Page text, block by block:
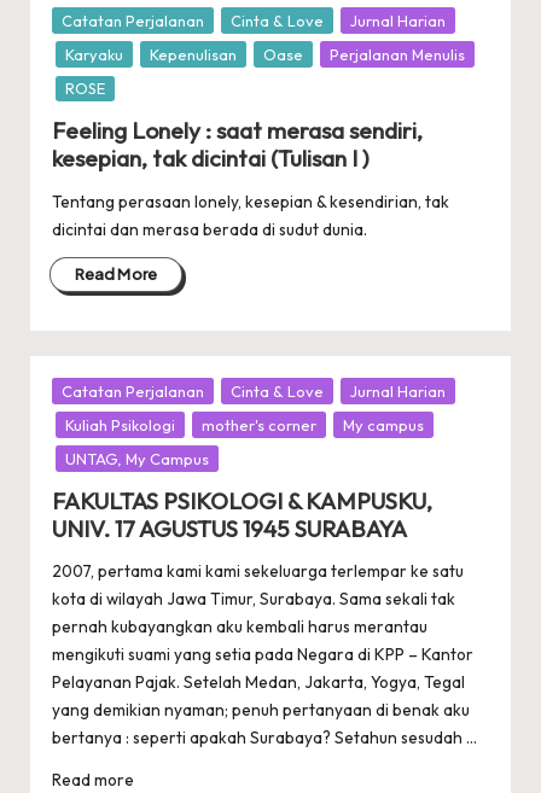
Posted
in
Catatan Perjalanan Cinta & Love
Jurnal Harian
Karyaku
Kepenulisan Oase
Perjalanan Menulis
ROSE
Feeling Lonely : saat merasa sendiri,
kesepian, tak dicintai (Tulisan I )
Tentang perasaan lonely, kesepian & kesendirian, tak
dicintai dan merasa berada di sudut dunia.
Read More
Posted
in
Catatan Perjalanan Cinta & Love
Jurnal Harian
Kuliah Psikologi
mother's corner
My campus
UNTAG, My Campus
FAKULTAS PSIKOLOGI & KAMPUSKU,
UNIV. 17 AGUSTUS 1945 SURABAYA
2007, pertama kami kami sekeluarga terlempar ke satu
kota di wilayah Jawa Timur, Surabaya. Sama sekali tak
pernah kubayangkan aku kembali harus merantau
mengikuti suami yang setia pada Negara di KPP – Kantor
Pelayanan Pajak. Setelah Medan, Jakarta, Yogya, Tegal
yang demikian nyaman; penuh pertanyaan di benak aku
bertanya : seperti apakah Surabaya? Setahun sesudah ...
Read more